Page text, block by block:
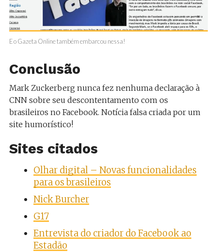
E o Gazeta Online também embarcou nessa!
Conclusão
Mark Zuckerberg nunca fez nenhuma declaração à
CNN sobre seu descontentamento com os
brasileiros no Facebook. Notícia falsa criada por um
site humorístico!
Sites citados
Olhar digital – Novas funcionalidades
para os brasileiros
Nick Burcher
G17
Entrevista do criador do Facebook ao
Estadão